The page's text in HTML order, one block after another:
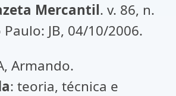
Mercantil. v. 86, n.
Paulo: JB, 04/10/2006.
Armando.
: teoria, técnica e